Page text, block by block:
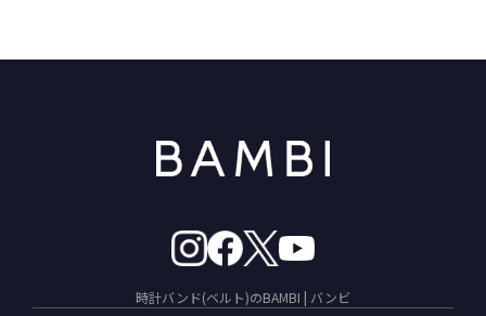
時計バンド(ベルト)のBAMBI | バンビ